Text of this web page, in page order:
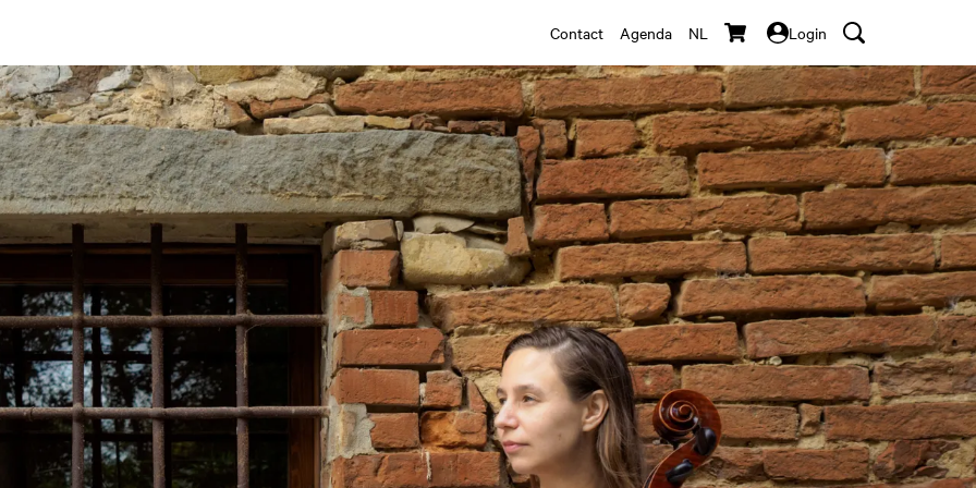
Contact Agenda NL Login